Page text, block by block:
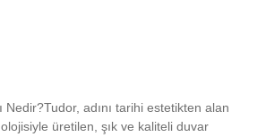
Nedir?Tudor, adını tarihi estetikten alan
üretilen, şık ve kaliteli duvar